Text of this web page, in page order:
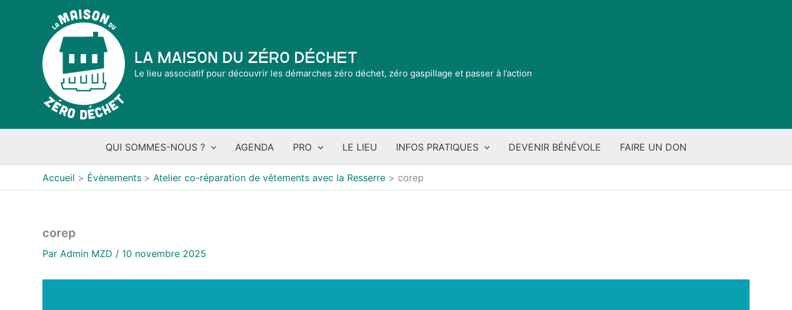
La Maison du Zéro Déchet
Le lieu associatif pour découvrir les démarches zéro déchet, zéro gaspillage et passer à l’action
QUI SOMMES-NOUS ? AGENDA PRO LE LIEU INFOS PRATIQUES DEVENIR BÉNÉVOLE FAIRE UN DON
Accueil Évènements Atelier co-réparation de vêtements avec la Resserre corep
corep
Par Admin MZD / 10 novembre 2025